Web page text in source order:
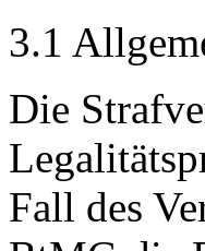
3.1
Die
Fall des